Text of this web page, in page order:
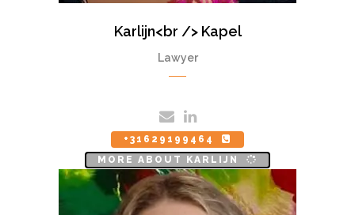
Karlijn<br /> Kapel
Lawyer
+31629199464
MORE ABOUT KARLIJN